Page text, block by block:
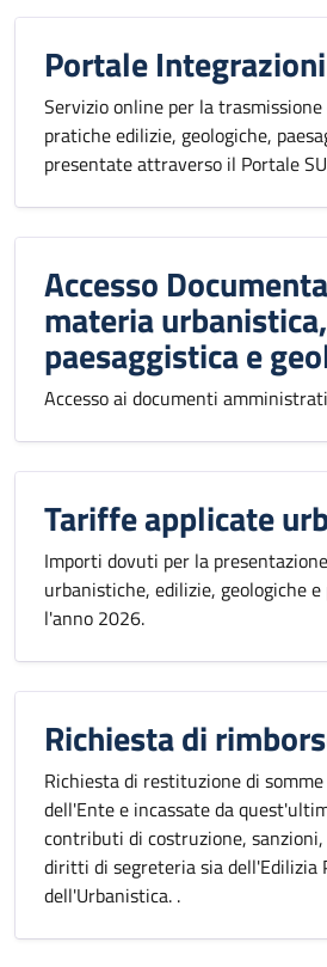
Portale
Servizio online per la
pratiche edilizie, geologiche,
presentate attraverso il Portale
Accesso
materia urbanistica,
paesaggistica e
Accesso ai documenti
Tariffe applicate
Importi dovuti per la
urbanistiche, edilizie, geologiche
l'anno 2026.
Richiesta di
Richiesta di restituzione di
dell'Ente e incassate da
contributi di costruzione,
diritti di segreteria sia dell'Edilizia
dell'Urbanistica. .